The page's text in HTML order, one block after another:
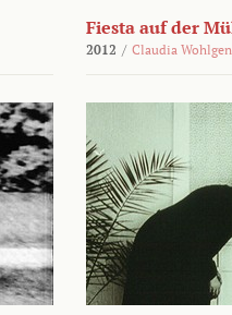
Fiesta auf der
2012 / Claudia